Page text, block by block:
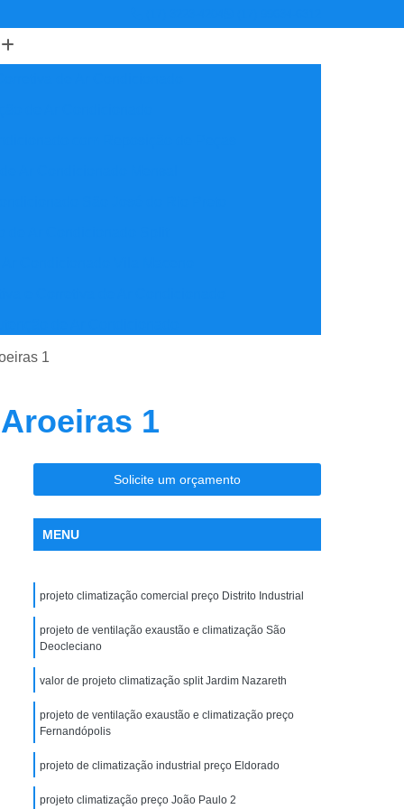
Ar Condicionado
Ar Condicionado
de Ar Condicionado
São José do Rio Preto
Maceno
Industriais
Robotizada de Dutos de Ar Condicionado
Plano de Manutenção Operação e Controle
e Controle para Ar Condicionado
Ar Condicionado São José do Rio Preto
de Manutenção Operação e Controle
1
1
Solicite um orçamento
MENU
projeto climatização comercial preço Distrito Industrial
projeto de ventilação exaustão e climatização São
Deocleciano
valor de projeto climatização split Jardim Nazareth
projeto de ventilação exaustão e climatização preço
Fernandópolis
projeto de climatização industrial preço Eldorado
projeto climatização preço João Paulo 2